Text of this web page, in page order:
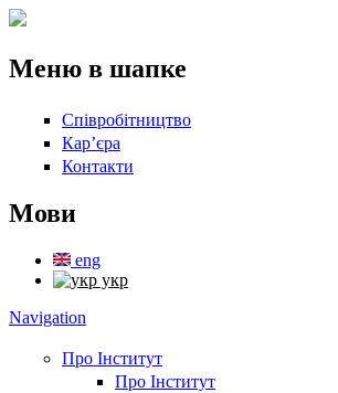
Перейти до основного вмісту
Меню в шапке
Співробітництво
Кар’єра
Контакти
Мови
eng
укр
Navigation
Про Інститут
Про Інститут